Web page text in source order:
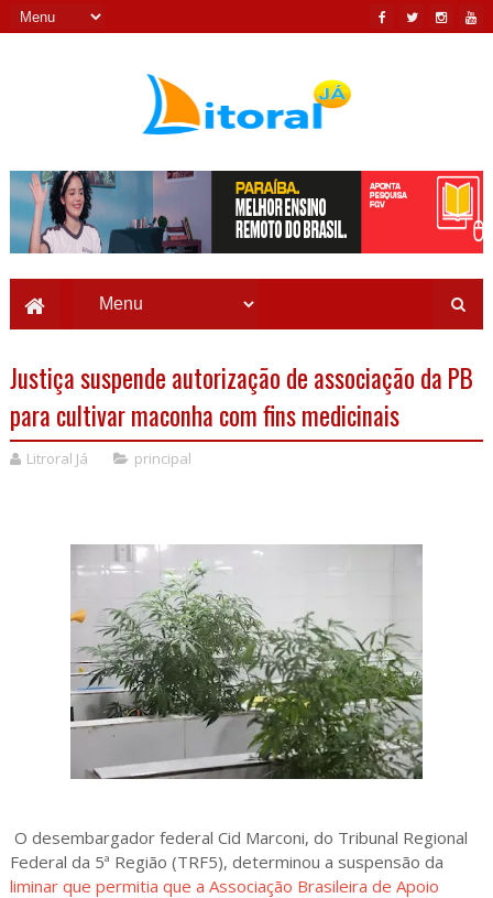
Justiça suspende autorização de associação da PB
para cultivar maconha com fins medicinais
Litroral Já principal
O desembargador federal Cid Marconi, do Tribunal Regional
Federal da 5ª Região (TRF5), determinou a suspensão da
liminar que permitia que a Associação Brasileira de Apoio